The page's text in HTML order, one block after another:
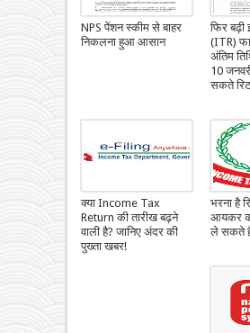
NPS पेंशन स्कीम से बाहर
निकलना हुआ आसान
फिर बढ़ी
(ITR)
अंतिम
10
सकते
क्या Income Tax
Return की तारीख बढ़ने
वाली है? जानिए अंदर की
पुख्ता खबर!
भरना है
आयकर
ले सकते